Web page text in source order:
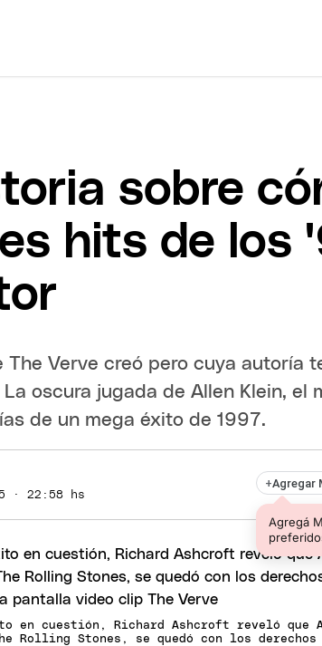
sobre
hits de los
The Verve creó pero cuya autoría
La oscura jugada de Allen Klein, el
de un mega éxito de 1997.
· 22:58 hs
+Agregar
Agregá
en cuestión, Richard Ashcroft reveló
Rolling Stones, se quedó con los